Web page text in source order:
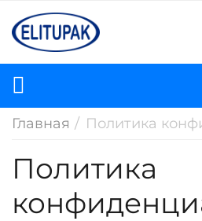
Главная / Политика
Политика